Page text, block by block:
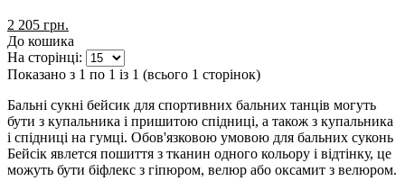
2 205 грн.
До кошика
На сторінці:
Показано з 1 по 1 із 1 (всього 1 сторінок)
Бальні сукні бейсик для спортивних бальних танців могуть
бути з купальника і пришитою спідниці, а також з купальника
і спідниці на гумці. Обов'язковою умовою для бальних суконь
Бейсік явлется пошиття з тканин одного кольору і відтінку, це
можуть бути біфлекс з гіпюром, велюр або оксамит з велюром.